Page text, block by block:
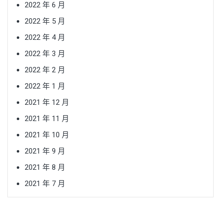
2022 年 6 月
2022 年 5 月
2022 年 4 月
2022 年 3 月
2022 年 2 月
2022 年 1 月
2021 年 12 月
2021 年 11 月
2021 年 10 月
2021 年 9 月
2021 年 8 月
2021 年 7 月